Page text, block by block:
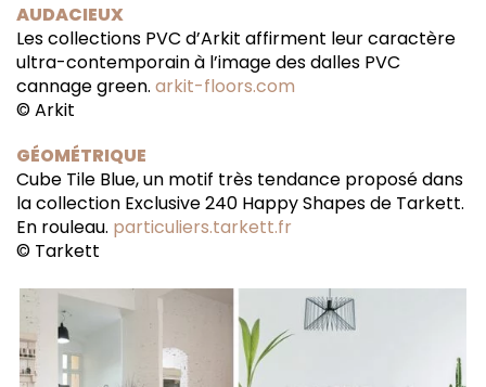
AUDACIEUX
Les collections PVC d’Arkit affirment leur caractère
ultra-contemporain à l’image des dalles PVC
cannage green. arkit-floors.com
© Arkit
GÉOMÉTRIQUE
Cube Tile Blue, un motif très tendance proposé dans
la collection Exclusive 240 Happy Shapes de Tarkett.
En rouleau. particuliers.tarkett.fr
© Tarkett